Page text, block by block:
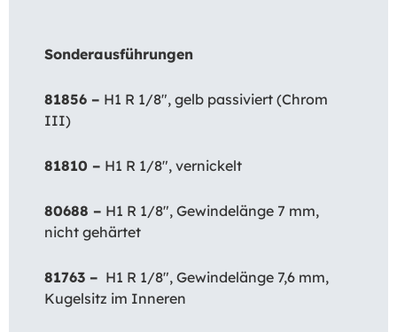
Sonderausführungen
81856 – H1 R 1/8″, gelb passiviert (Chrom
III)
81810 – H1 R 1/8″, vernickelt
80688 – H1 R 1/8″, Gewindelänge 7 mm,
nicht gehärtet
81763 – H1 R 1/8″, Gewindelänge 7,6 mm,
Kugelsitz im Inneren